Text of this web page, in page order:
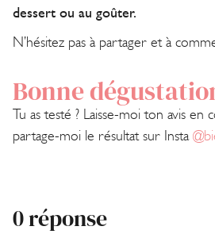
dessert ou au goûter.
N’hésitez pas à partager et à
Bonne
Tu as testé ? Laisse-moi ton avis en
partage-moi le résultat sur Insta
0 réponse